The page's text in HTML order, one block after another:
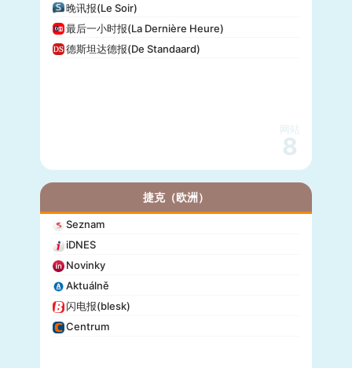
晚讯报(Le Soir)
最后一小时报(La Dernière Heure)
德斯坦达德报(De Standaard)
网站
8
捷克（欧洲）
Seznam
iDNES
Novinky
Aktuálně
闪电报(blesk)
Centrum